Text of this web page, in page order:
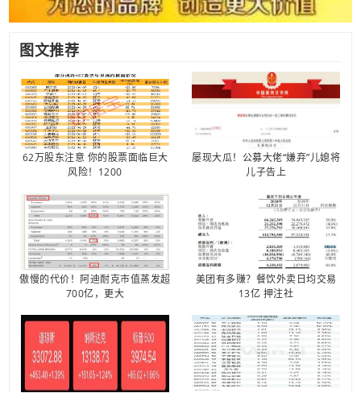
图文推荐
62万股东注意 你的股票面临巨大
风险！1200
屡现大瓜！公募大佬“嫌弃”儿媳将
儿子告上
傲慢的代价！阿迪耐克市值蒸发超
700亿，更大
美团有多赚？餐饮外卖日均交易
13亿 押注社